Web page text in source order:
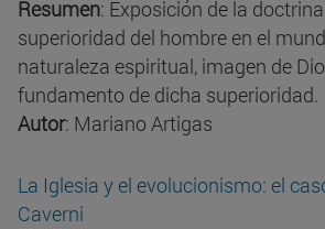
Resumen: Exposición de la
superioridad del hombre en el
naturaleza espiritual, imagen de
fundamento de dicha superioridad.
Autor: Mariano Artigas
La Iglesia y el evolucionismo: el
Caverni